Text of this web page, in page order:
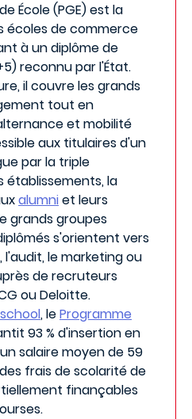
École (PGE) est la
écoles de commerce
à un diplôme de
reconnu par l'État.
il couvre les grands
tout en
et mobilité
aux titulaires d'un
par la triple
la
alumniet leurs
grands groupes
s'orientent vers
l'audit, le marketing ou
de recruteurs
ou Deloitte.
, leProgramme
93 % d'insertion en
salaire moyen de 59
frais de scolarité de
finançables